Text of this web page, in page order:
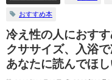
おすすめ本
冷え性の人におす
クササイズ、入浴
あなたに読んでほし